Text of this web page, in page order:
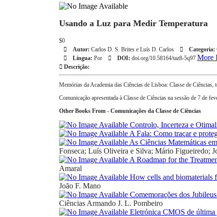
Usando a Luz para Medir Temperatura
$0
Autor: Carlos D. S. Brites e Luís D. Carlos Categoria:
Língua: Por DOI: doi.org/10.58164/taz8-5q97 More
Descrição:
Memórias da Academia das Ciências de Lisboa: Classe de Ciências,
Comunicação apresentada à Classe de Ciências na sessão de 7 de
Other Books From - Comunicações da Classe de Ciências
Controlo, Incerteza e
A Fala: Como traçar e
As Ciências Matemáticas
Fonseca; Luís Oliveira e Silva; Mário Figueiredo;
A Roadmap for the
Amaral
How cells and biomaterials
João F. Mano
Comemorações dos
Ciências Armando J. L. Pombeiro
Eletrónica CMOS de